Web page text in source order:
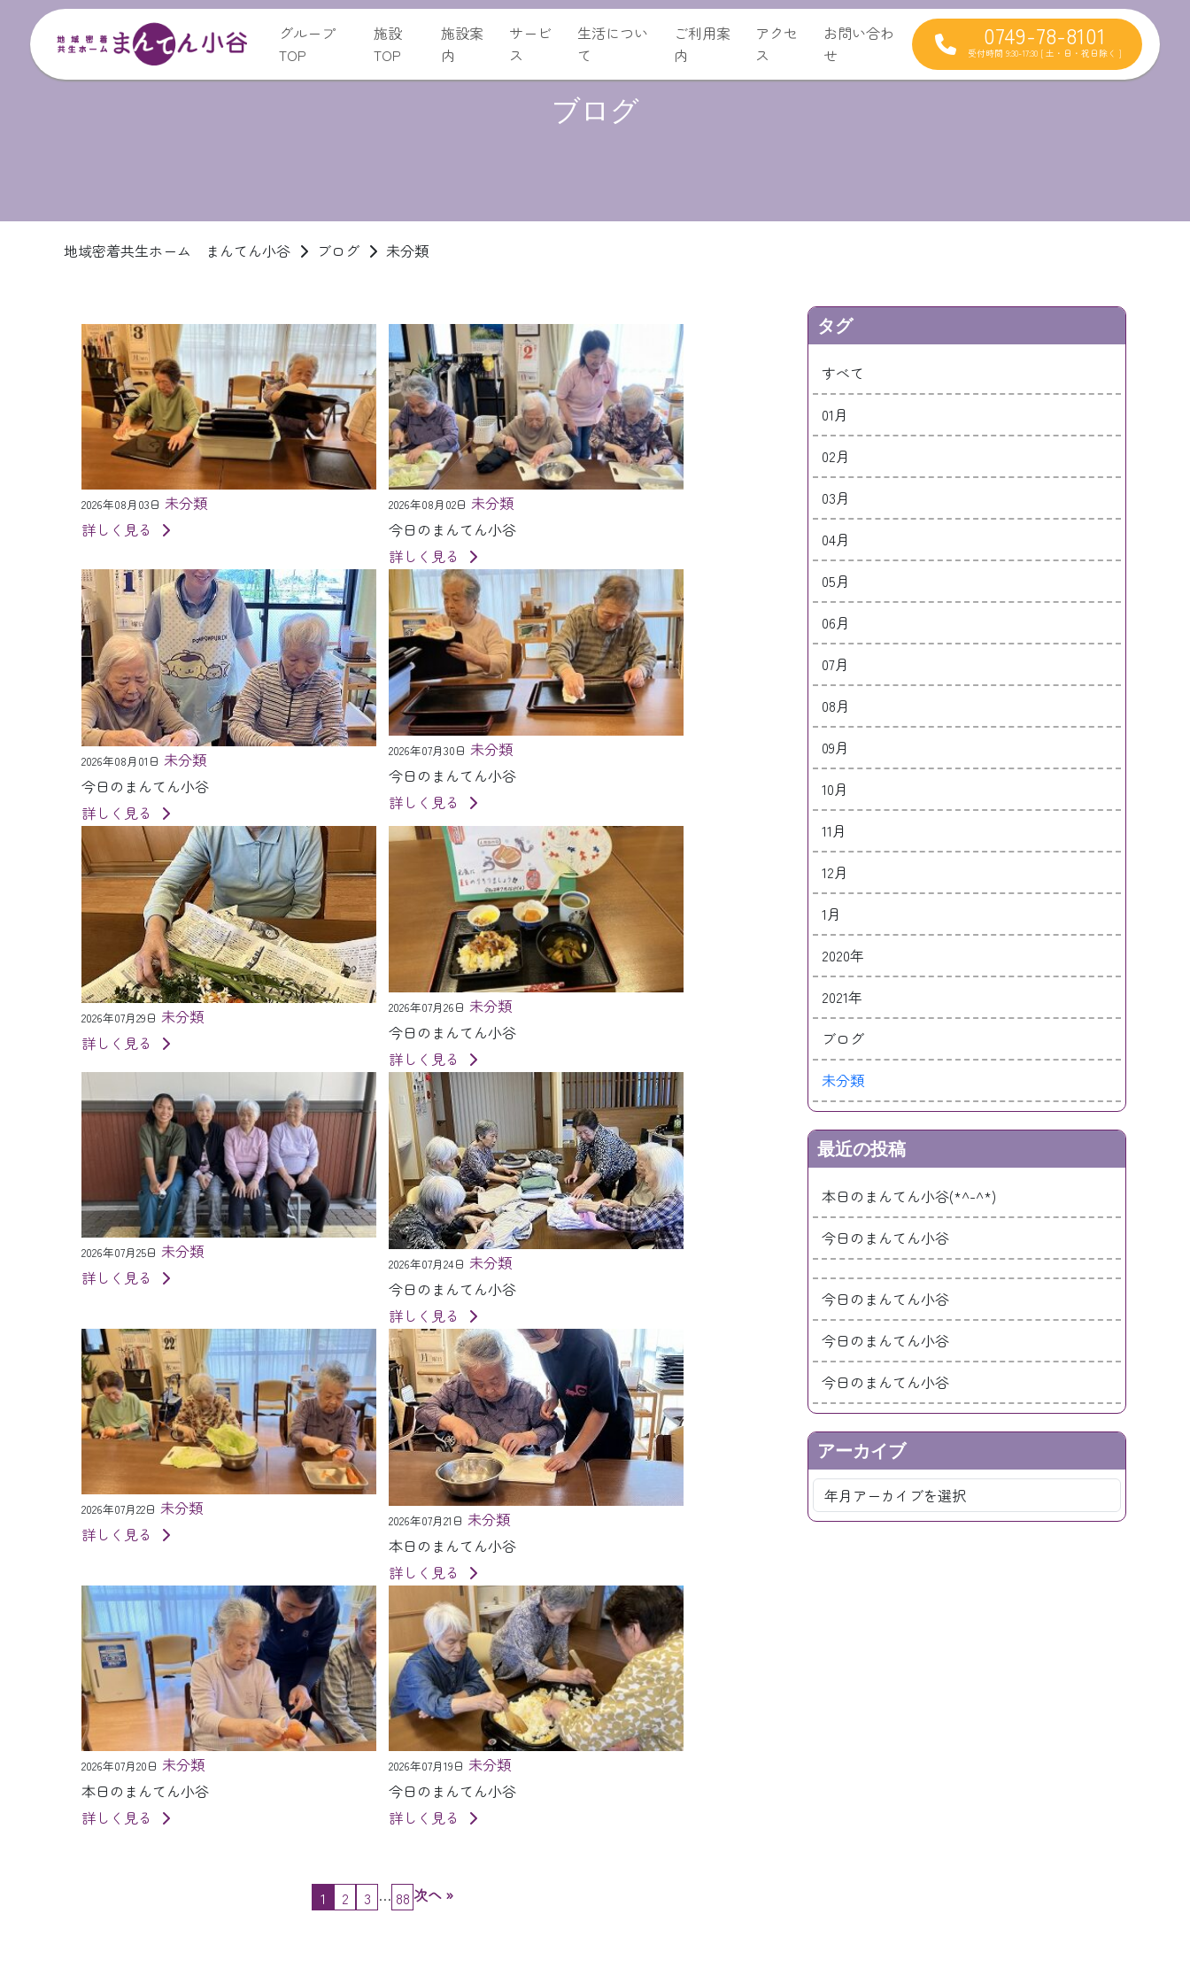
グループ
TOP
施設
TOP
施設案
内
サービ
ス
生活につい
て
ご利用案
内
アクセ
ス
お問い合わ
せ
0749-78-8101
受付時間 9:30-17:30 [ 土・日・祝日除く ]
ブログ
地域密着共生ホーム まんてん小谷 ブログ 未分類
2026年08月03日 未分類
詳しく見る
2026年08月02日 未分類
今日のまんてん小谷
詳しく見る
2026年08月01日 未分類
今日のまんてん小谷
詳しく見る
2026年07月30日 未分類
今日のまんてん小谷
詳しく見る
2026年07月29日 未分類
詳しく見る
2026年07月26日 未分類
今日のまんてん小谷
詳しく見る
2026年07月25日 未分類
詳しく見る
2026年07月24日 未分類
今日のまんてん小谷
詳しく見る
2026年07月22日 未分類
詳しく見る
2026年07月21日 未分類
本日のまんてん小谷
詳しく見る
2026年07月20日 未分類
本日のまんてん小谷
詳しく見る
2026年07月19日 未分類
今日のまんてん小谷
詳しく見る
1 2 3 … 88 次へ »
タグ
すべて
01月
02月
03月
04月
05月
06月
07月
08月
09月
10月
11月
12月
1月
2020年
2021年
ブログ
未分類
最近の投稿
本日のまんてん小谷(*^-^*)
今日のまんてん小谷
今日のまんてん小谷
今日のまんてん小谷
今日のまんてん小谷
アーカイブ